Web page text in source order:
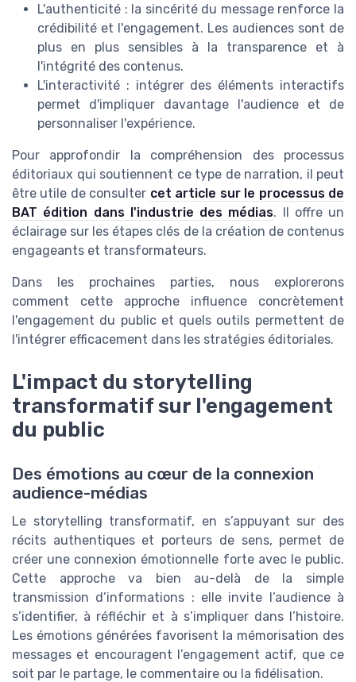
L'authenticité : la sincérité du message renforce la
crédibilité et l'engagement. Les audiences sont de
plus en plus sensibles à la transparence et à
l'intégrité des contenus.
L'interactivité : intégrer des éléments interactifs
permet d'impliquer davantage l'audience et de
personnaliser l'expérience.
Pour approfondir la compréhension des processus
éditoriaux qui soutiennent ce type de narration, il peut
être utile de consulter cet article sur le processus de
BAT édition dans l'industrie des médias. Il offre un
éclairage sur les étapes clés de la création de contenus
engageants et transformateurs.
Dans les prochaines parties, nous explorerons
comment cette approche influence concrètement
l'engagement du public et quels outils permettent de
l'intégrer efficacement dans les stratégies éditoriales.
L'impact du storytelling
transformatif sur l'engagement
du public
Des émotions au cœur de la connexion
audience-médias
Le storytelling transformatif, en s’appuyant sur des
récits authentiques et porteurs de sens, permet de
créer une connexion émotionnelle forte avec le public.
Cette approche va bien au-delà de la simple
transmission d’informations : elle invite l’audience à
s’identifier, à réfléchir et à s’impliquer dans l’histoire.
Les émotions générées favorisent la mémorisation des
messages et encouragent l’engagement actif, que ce
soit par le partage, le commentaire ou la fidélisation.